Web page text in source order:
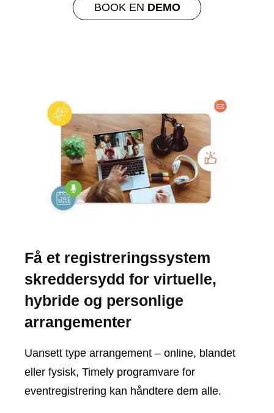
BOOK EN DEMO
Få et registreringssystem
skreddersydd for virtuelle,
hybride og personlige
arrangementer
Uansett type arrangement – ​​online, blandet
eller fysisk, Timely programvare for
eventregistrering kan håndtere dem alle.